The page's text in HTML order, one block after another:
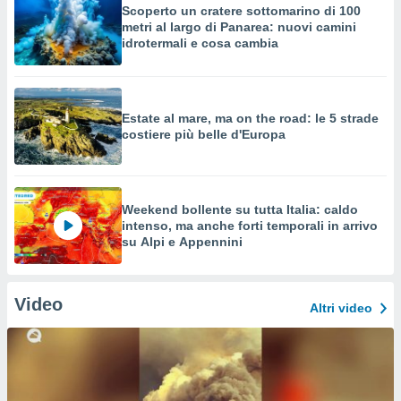
Scoperto un cratere sottomarino di 100
metri al largo di Panarea: nuovi camini
idrotermali e cosa cambia
Estate al mare, ma on the road: le 5 strade
costiere più belle d'Europa
Weekend bollente su tutta Italia: caldo
intenso, ma anche forti temporali in arrivo
su Alpi e Appennini
Video Altri video